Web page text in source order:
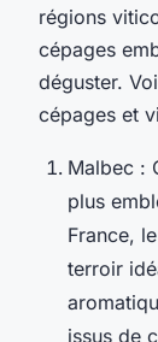
régions
cépages
déguster.
cépages et
Malbec :
plus
France,
terroir
issus de